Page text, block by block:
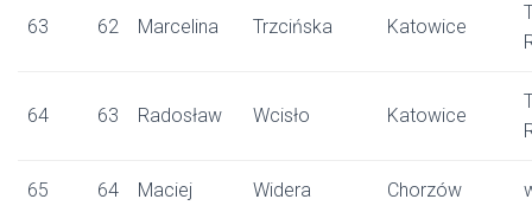
63 62 Marcelina Trzcińska Katowice
64 63 Radosław Wcisło Katowice
65 64 Maciej Widera Chorzów